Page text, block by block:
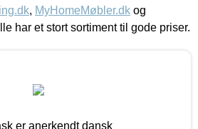
, MyHomeMøbler.dk og
har et stort sortiment til gode priser.
er anerkendt dansk